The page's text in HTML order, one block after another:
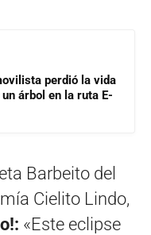
perdió la vida
árbol en la ruta E-
Barbeito del
Cielito Lindo,
«Este eclipse